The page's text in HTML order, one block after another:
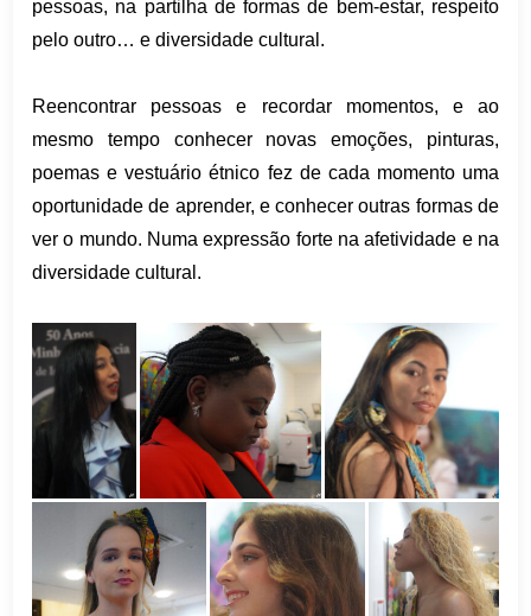
pessoas, na partilha de formas de bem-estar, respeito
pelo outro… e diversidade cultural.
Reencontrar pessoas e recordar momentos, e ao
mesmo tempo conhecer novas emoções, pinturas,
poemas e vestuário étnico fez de cada momento uma
oportunidade de aprender, e conhecer outras formas de
ver o mundo. Numa expressão forte na afetividade e na
diversidade cultural.